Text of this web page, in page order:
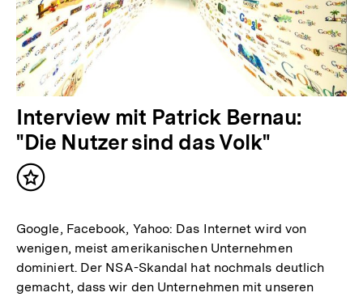
Interview mit Patrick Bernau:
"Die Nutzer sind das Volk"
Inhalt
Google, Facebook, Yahoo: Das Internet wird von
wenigen, meist amerikanischen Unternehmen
dominiert. Der NSA-Skandal hat nochmals deutlich
gemacht, dass wir den Unternehmen mit unseren